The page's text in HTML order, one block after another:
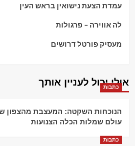
עמדת הצעת נישואין בראש העין
לה אווירה – פרגולות
מעסיק פורטל דרושים
אולי יכול לעניין אותך
כתבות
הנוכחות השקטה: המעצבת מהצפון
עולם שמלות הכלה הצנועות
כתבות